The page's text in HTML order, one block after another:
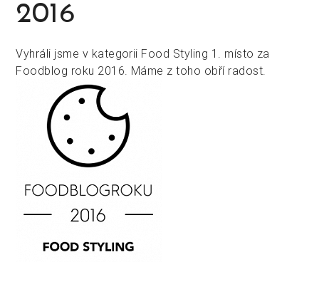
2016
Vyhráli jsme v kategorii Food Styling 1. místo za
Foodblog roku 2016. Máme z toho obří radost.